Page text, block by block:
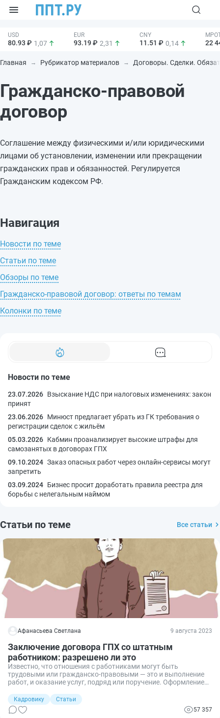
80.93 ₽ 1,07 93.19 ₽ 2,31 11.51 ₽ 0,14 22
Главная Рубрикатор материалов Договоры. Сделки.
Гражданско-правовой
договор
Соглашение между физическими и/или юридическими
лицами об установлении, изменении или прекращении
гражданских прав и обязанностей. Регулируется
Гражданским кодексом РФ.
Новости по теме
23.07.2026 Взыскание НДС при налоговых изменениях: закон
принят
23.06.2026 Минюст предлагает убрать из ГК требования о
регистрации сделок с жильём
05.03.2026 Кабмин проанализирует высокие штрафы для
самозанятых в договорах ГПХ
09.10.2024 Заказ опасных работ через онлайн-сервисы могут
запретить
03.09.2024 Бизнес просит доработать правила реестра для
борьбы с нелегальным наймом
Статьи по теме Все статьи
Афанасьева Светлана 9 августа 2023
Заключение договора ГПХ со штатным
работником: разрешено ли это
Известно, что отношения с работниками могут быть
трудовыми или гражданско-правовыми — это и выполнение
работ, и оказание услуг, подряд или поручение. Оформление
нередки ситуации, когда у компании есть необходимость в
какой-либо доработке, а у сотрудника — компетенция и
желание для ее выполнения. Каковы же нюансы договора
Кадровику
Статьи
57 357
Навигация
Новости по теме
Статьи по теме
Обзоры по теме
Гражданско-правовой договор: ответы по темам
Колонки по теме